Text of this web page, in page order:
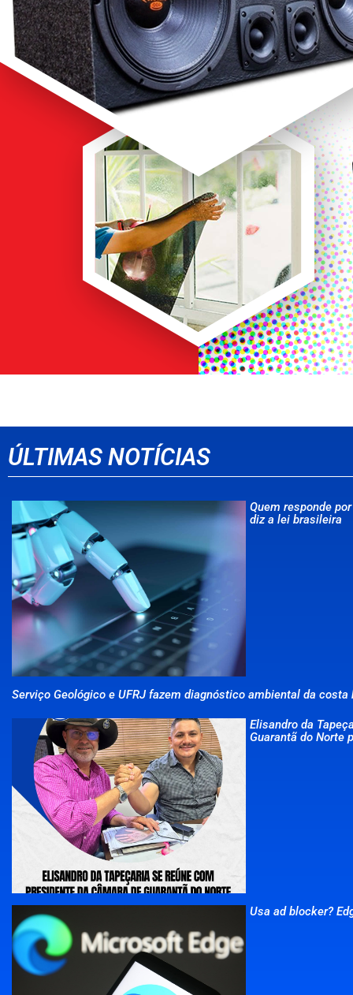
ÚLTIMAS NOTÍCIAS
Quem responde
diz a lei brasileira
Serviço Geológico e UFRJ fazem diagnóstico ambiental da costa
Elisandro da
Guarantã do Norte
Usa ad blocker?